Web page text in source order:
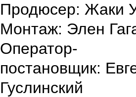
Продюсер: Жаки
Монтаж: Элен
Оператор-
постановщик:
Гуслинский